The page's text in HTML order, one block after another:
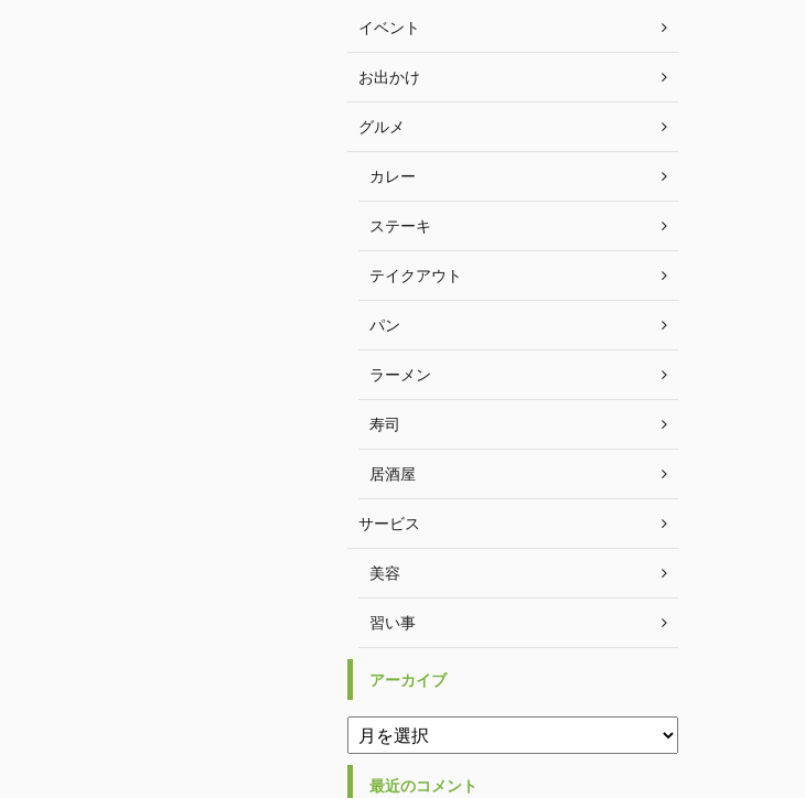
イベント
お出かけ
グルメ
カレー
ステーキ
テイクアウト
パン
ラーメン
寿司
居酒屋
サービス
美容
習い事
アーカイブ
最近のコメント